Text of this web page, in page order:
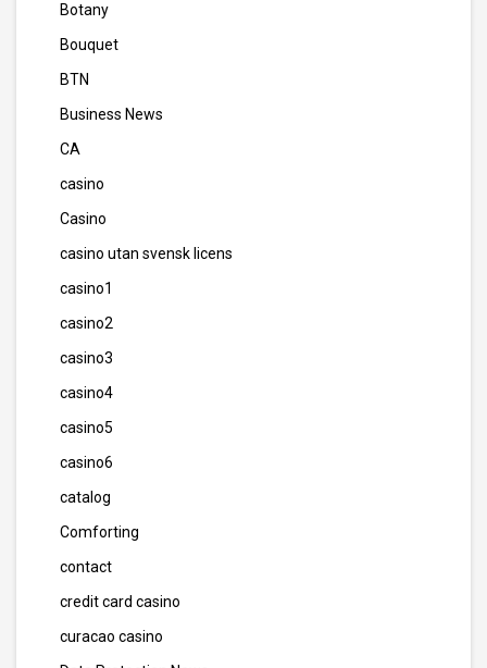
Botany
Bouquet
BTN
Business News
CA
casino
Casino
casino utan svensk licens
casino1
casino2
casino3
casino4
casino5
casino6
catalog
Comforting
contact
credit card casino
curacao casino